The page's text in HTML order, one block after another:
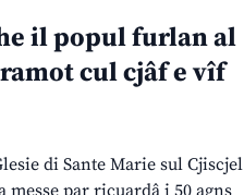
il popul furlan al
cul cjâf e vîf
di Sante Marie sul Cjiscjel
par ricuardâ i 50 agns